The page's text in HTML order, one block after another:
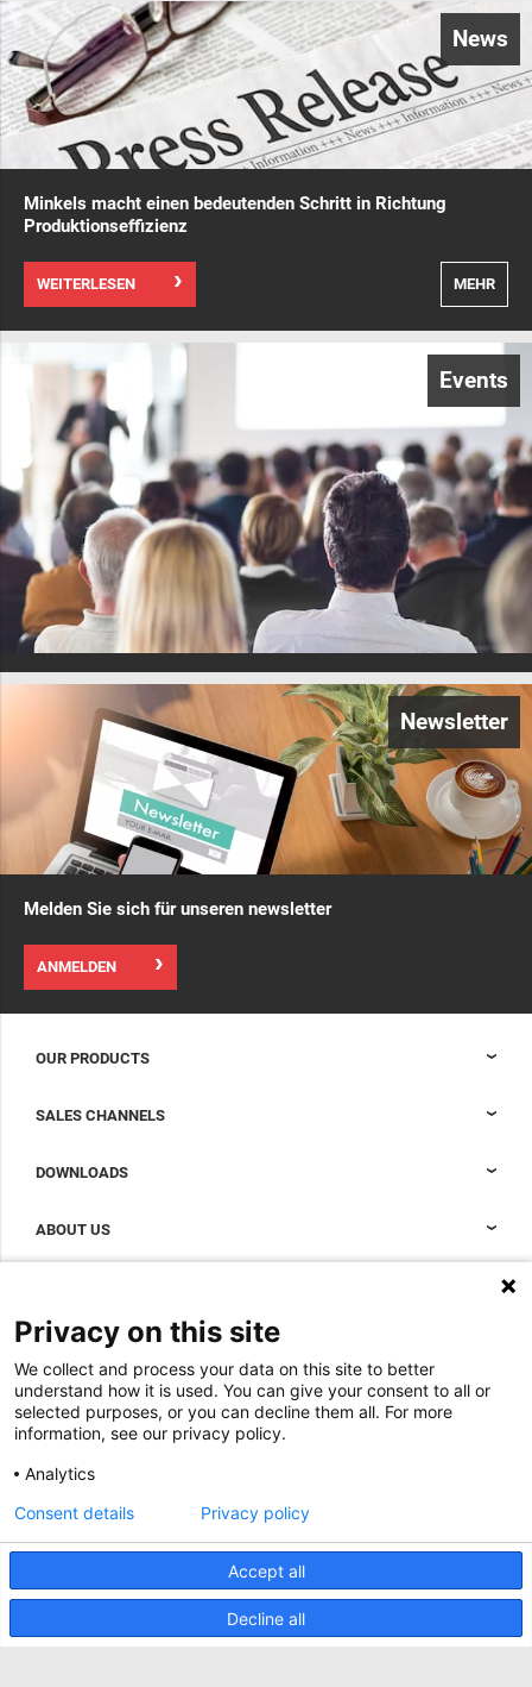
News
Minkels macht einen bedeutenden Schritt in Richtung
Produktionseffizienz
WEITERLESEN MEHR
Events
Newsletter
Melden Sie sich für unseren newsletter
ANMELDEN
OUR PRODUCTS
Zubehör zur Vervollständigung Ihres Data Center Schranks
SALES CHANNELS
DOWNLOADS
Whitepapers
Specification Tools
ABOUT US
Cases
Upcoming events
CO2 awareness ladder
Minkels verwendet Cookies, um
sicherzustellen, dass Sie die beste Erfahrung
auf unserer Website machen können.
Funktionale Cookies gewährleisten das
korrekte Funktionieren der Website und
werden immer verwendet. Darüber hinaus
verwendet Minkels analytische Cookies,
Social Media Cookies und Cookies für
Werbung & Marketing.
Lesen Siehiermehr über die verschiedenen
Arten von Cookies. Wenn Sie unsere Cookies
(mit Ausnahme der Funktions-Cookies) nicht
akzeptieren wollen, klicken Siehier.
Privacy on this site
We collect and process your data on this site to better
understand how it is used. You can give your consent to all or
selected purposes, or you can decline them all. For more
information, see our privacy policy.
Analytics
Accept all
Decline all
Consent details Privacy policy